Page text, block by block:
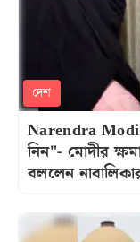
দেশ
Narendra
নিন"- মোদীর
বললেন